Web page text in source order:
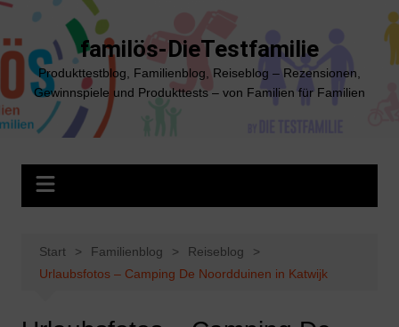
Zum
springen
familös-DieTestfamilie
Produkttestblog, Familienblog, Reiseblog – Rezensionen,
Gewinnspiele und Produkttests – von Familien für Familien
Start Familienblog
Reiseblog
Urlaubsfotos – Camping De Noordduinen in Katwijk